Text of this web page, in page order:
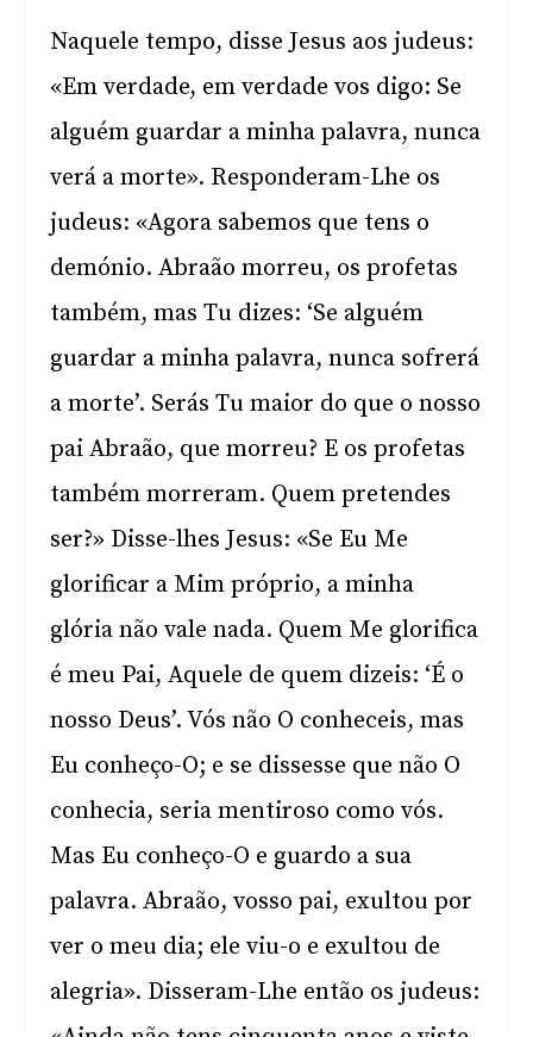
Naquele tempo, disse Jesus aos judeus:
«Em verdade, em verdade vos digo: Se
alguém guardar a minha palavra, nunca
verá a morte». Responderam-Lhe os
judeus: «Agora sabemos que tens o
demónio. Abraão morreu, os profetas
também, mas Tu dizes: ‘Se alguém
guardar a minha palavra, nunca sofrerá
a morte’. Serás Tu maior do que o nosso
pai Abraão, que morreu? E os profetas
também morreram. Quem pretendes
ser?» Disse-lhes Jesus: «Se Eu Me
glorificar a Mim próprio, a minha
glória não vale nada. Quem Me glorifica
é meu Pai, Aquele de quem dizeis: ‘É o
nosso Deus’. Vós não O conheceis, mas
Eu conheço-O; e se dissesse que não O
conhecia, seria mentiroso como vós.
Mas Eu conheço-O e guardo a sua
palavra. Abraão, vosso pai, exultou por
ver o meu dia; ele viu-o e exultou de
alegria». Disseram-Lhe então os judeus: